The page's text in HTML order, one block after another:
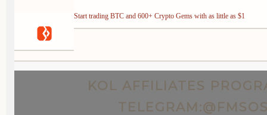
Start trading BTC and 600+ Crypto Gems with as little as $1
KOL AFFILIATES